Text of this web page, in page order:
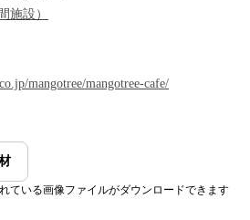
施設 ）
mangotree/mangotree-cafe/
ている画像ファイルがダウンロードできます